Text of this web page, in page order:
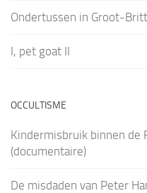
Ondertussen in Groot-
I, pet goat II
OCCULTISME
Kindermisbruik binnen de
(documentaire)
De misdaden van Peter